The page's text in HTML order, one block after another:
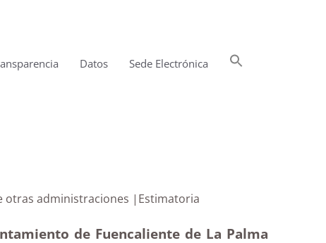
Datos Sede Electrónica
de otras administraciones |Estimatoria
de Fuencaliente de La Palma